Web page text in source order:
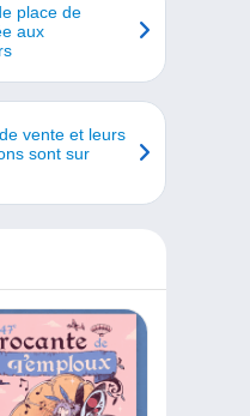
place de
aux
vente et leurs
sont sur